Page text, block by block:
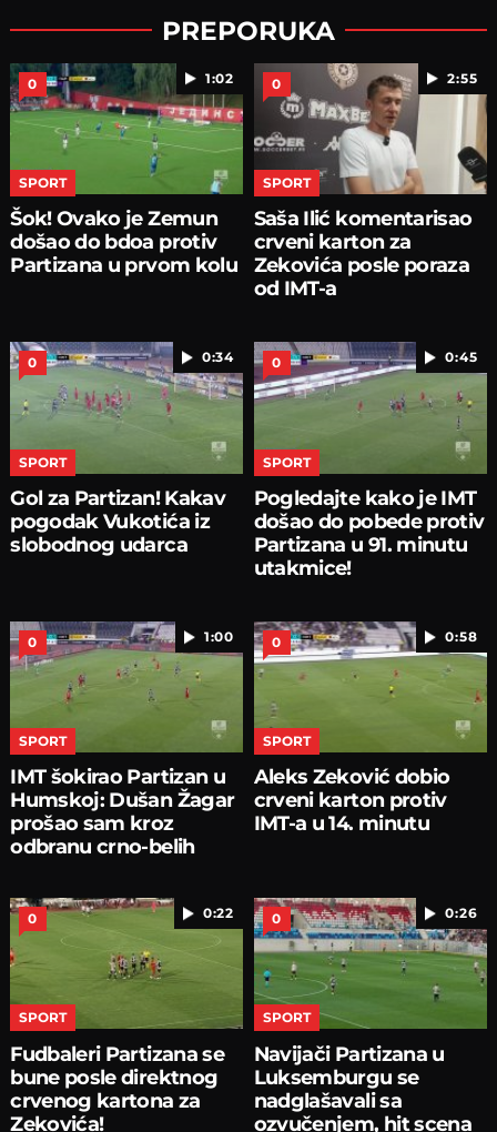
PREPORUKA
1:02
0
SPORT
Šok! Ovako je Zemun
došao do bdoa protiv
Partizana u prvom kolu
2:55
0
SPORT
Saša Ilić komentarisao
crveni karton za
Zekovića posle poraza
od IMT-a
0:34
0
SPORT
Gol za Partizan! Kakav
pogodak Vukotića iz
slobodnog udarca
0:45
0
SPORT
Pogledajte kako je IMT
došao do pobede protiv
Partizana u 91. minutu
utakmice!
1:00
0
SPORT
IMT šokirao Partizan u
Humskoj: Dušan Žagar
prošao sam kroz
odbranu crno-belih
0:58
0
SPORT
Aleks Zeković dobio
crveni karton protiv
IMT-a u 14. minutu
0:22
0
SPORT
Fudbaleri Partizana se
bune posle direktnog
crvenog kartona za
Zekovića!
0:26
0
SPORT
Navijači Partizana u
Luksemburgu se
nadglašavali sa
ozvučenjem, hit scena